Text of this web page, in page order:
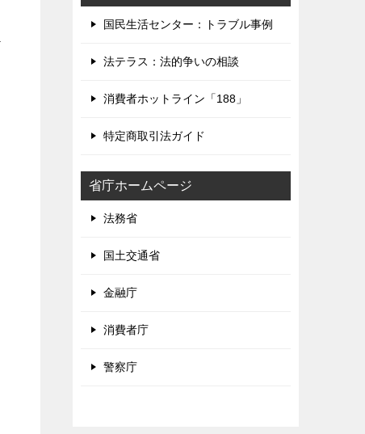
国民生活センター：トラブル事例
法テラス：法的争いの相談
消費者ホットライン「188」
特定商取引法ガイド
省庁ホームページ
法務省
国土交通省
金融庁
消費者庁
警察庁